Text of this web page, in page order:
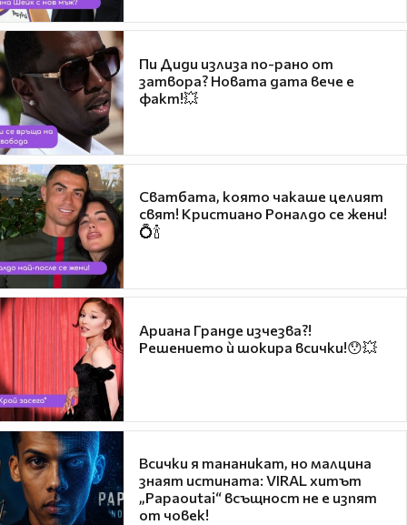
Пи Диди излиза по-рано от
затвора? Новата дата вече е
факт!💥
Сватбата, която чакаше целият
свят! Кристиано Роналдо се жени!
💍🍾
Ариана Гранде изчезва?!
Решението ѝ шокира всички!😯💥
Всички я тананикат, но малцина
знаят истината: VIRAL хитът
„Papaoutai“ всъщност не е изпят
от човек!